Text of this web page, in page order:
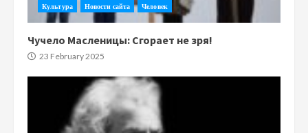
Культура Новости сайта Человек
Чучело Масленицы: Сгорает не зря!
23 February 2025